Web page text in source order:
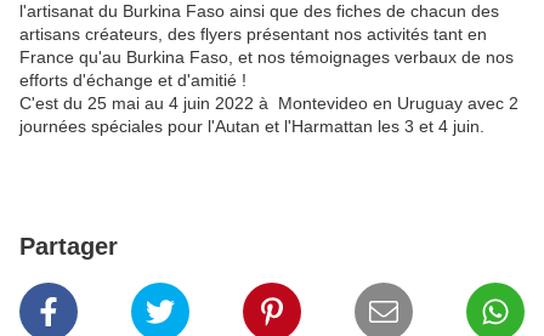
l'artisanat du Burkina Faso ainsi que des fiches de chacun des
artisans créateurs, des flyers présentant nos activités tant en
France qu'au Burkina Faso, et nos témoignages verbaux de nos
efforts d'échange et d'amitié !
C'est du 25 mai au 4 juin 2022 à Montevideo en Uruguay avec 2
journées spéciales pour l'Autan et l'Harmattan les 3 et 4 juin.
Partager